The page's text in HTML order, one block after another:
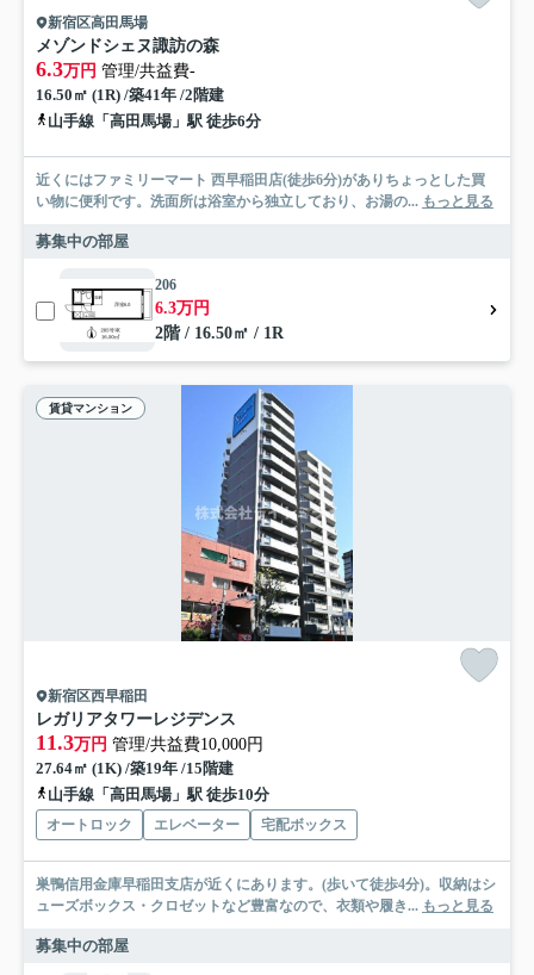
新宿区高田馬場
メゾンドシェヌ諏訪の森
6.3万円 管理/共益費-
16.50㎡ (1R) /築41年 /2階建
山手線「高田馬場」駅 徒歩6分
近くにはファミリーマート 西早稲田店(徒歩6分)がありちょっとした買
い物に便利です。洗面所は浴室から独立しており、お湯の... もっと見る
募集中の部屋
206
6.3万円
2階 / 16.50㎡ / 1R
賃貸マンション
新宿区西早稲田
レガリアタワーレジデンス
11.3万円 管理/共益費10,000円
27.64㎡ (1K) /築19年 /15階建
山手線「高田馬場」駅 徒歩10分
オートロック エレベーター 宅配ボックス
巣鴨信用金庫早稲田支店が近くにあります。(歩いて徒歩4分)。収納はシ
ューズボックス・クロゼットなど豊富なので、衣類や履き... もっと見る
募集中の部屋